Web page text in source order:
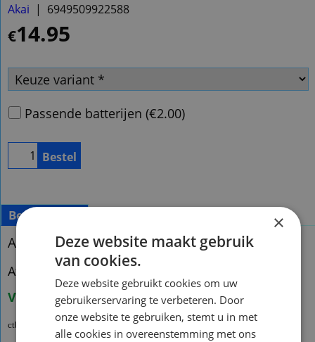
Akai 6949509922588
€14.95
Passende batterijen (€2.00)
Bestel
Beschrijving
Afstandsbediening Akai ct-b147mtf-e3
Afstandsbediening Akai ctb147mtfe3
Voorraad nieuw:2
ctb216mtf
×
Deze website maakt gebruik
van cookies.
Deze website gebruikt cookies om uw
gebruikerservaring te verbeteren. Door
onze website te gebruiken, stemt u in met
alle cookies in overeenstemming met ons